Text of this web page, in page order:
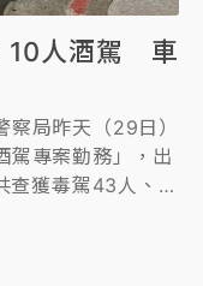
10人酒駕 車
察局昨天（29日）
駕專案勤務」，出
查獲毒駕43人、酒
及其他刑事案
的決心。